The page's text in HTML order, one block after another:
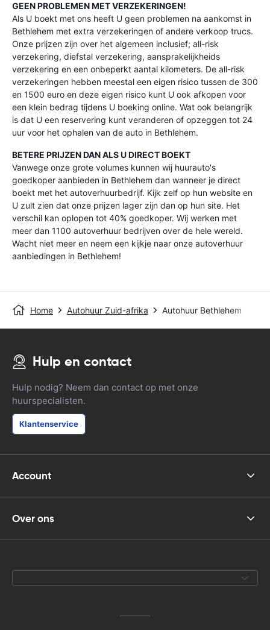
GEEN PROBLEMEN MET VERZEKERINGEN!
Als U boekt met ons heeft U geen problemen na aankomst in
Bethlehem met extra verzekeringen of andere verkoop trucs.
Onze prijzen zijn over het algemeen inclusief; all-risk
verzekering, diefstal verzekering, aansprakelijkheids
verzekering en een onbeperkt aantal kilometers. De all-risk
verzekeringen hebben meestal een eigen risico tussen de 300
en 1500 euro en deze eigen risico kunt U ook afkopen voor
een klein bedrag tijdens U boeking online. Wat ook belangrijk
is dat U een reservering kunt veranderen of opzeggen tot 24
uur voor het ophalen van de auto in Bethlehem.
BETERE PRIJZEN DAN ALS U DIRECT BOEKT
Vanwege onze grote volumes kunnen wij huurauto's
goedkoper aanbieden in Bethlehem dan wanneer je direct
boekt met het autoverhuurbedrijf. Kijk zelf op hun website en
U zult zien dat onze prijzen lager zijn dan op hun site. Het
verschil kan oplopen tot 40% goedkoper. Wij werken met
meer dan 1100 autoverhuur bedrijven over de hele wereld.
Wacht niet meer en neem een kijkje naar onze autoverhuur
aanbiedingen in Bethlehem!
Home Autohuur Zuid-afrika Autohuur Bethlehem
Hulp en contact
Hulp nodig? Neem dan contact op met onze
huurspecialisten.
Klantenservice
Account
Over ons